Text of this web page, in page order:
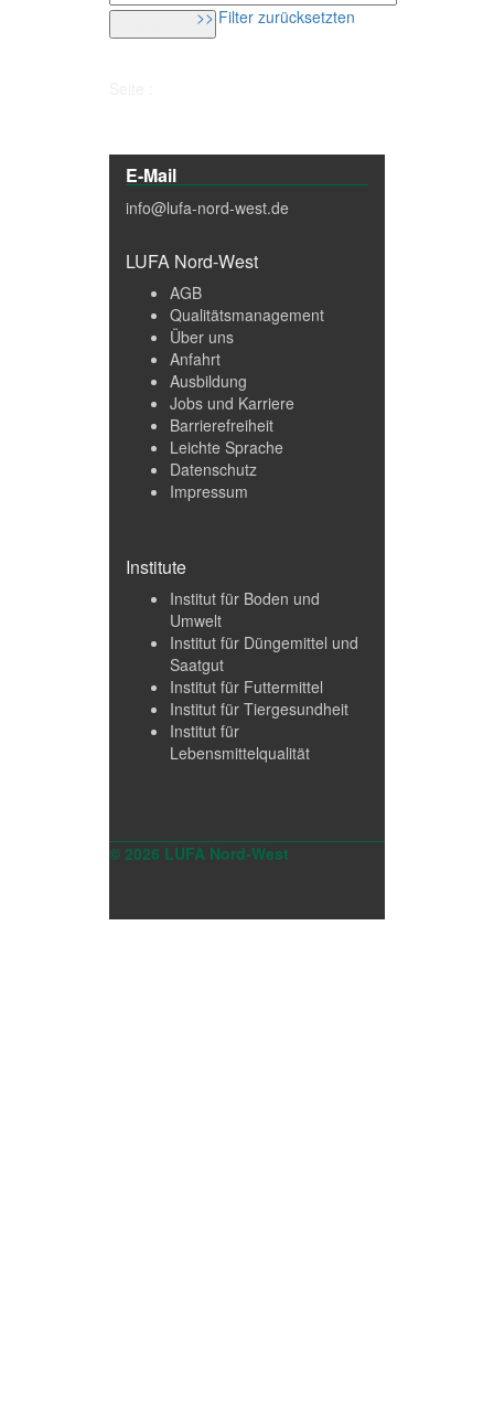
>> Filter zurücksetzten
E-Mail
info@lufa-nord-west.de
LUFA Nord-West
AGB
Qualitätsmanagement
Über uns
Anfahrt
Ausbildung
Jobs und Karriere
Barrierefreiheit
Leichte Sprache
Datenschutz
Impressum
Institute
Institut für Boden und
Umwelt
Institut für Düngemittel und
Saatgut
Institut für Futtermittel
Institut für Tiergesundheit
Institut für
Lebensmittelqualität
© 2026 LUFA Nord-West